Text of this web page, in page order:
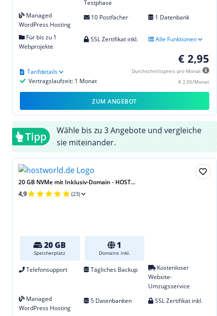
Testphase
Managed
WordPress Hosting
10 Postfächer 1 Datenbank
Für bis zu 1
Webprojekte
SSL Zertifikat inkl. Alle Funktionen
€ 2,95
Durchschnittspreis pro Monat
€ 2,95/Monat
Vertragslaufzeit: 1 Monat
Tarifdetails
ZUM ANGEBOT
Tipp
Wähle bis zu 3 Angebote und vergleiche
sie miteinander.
20 GB NVMe mit Inklusiv-Domain - HOST...
4,9 (23)
20 GB
Speicherplatz
1
Domains inkl.
Telefonsupport Tägliches Backup
Kostenloser
Website-
Umzugsservice
Managed
WordPress Hosting
5 Datenbanken SSL Zertifikat inkl.